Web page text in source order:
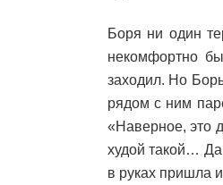
Боря ни один
некомфортно
заходил. Но
рядом с ним
«Наверное, это
худой такой… Да
в руках пришла